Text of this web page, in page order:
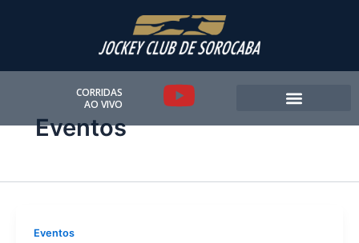
CORRIDAS
AO VIVO
Y
o
t
Eventos
Eventos